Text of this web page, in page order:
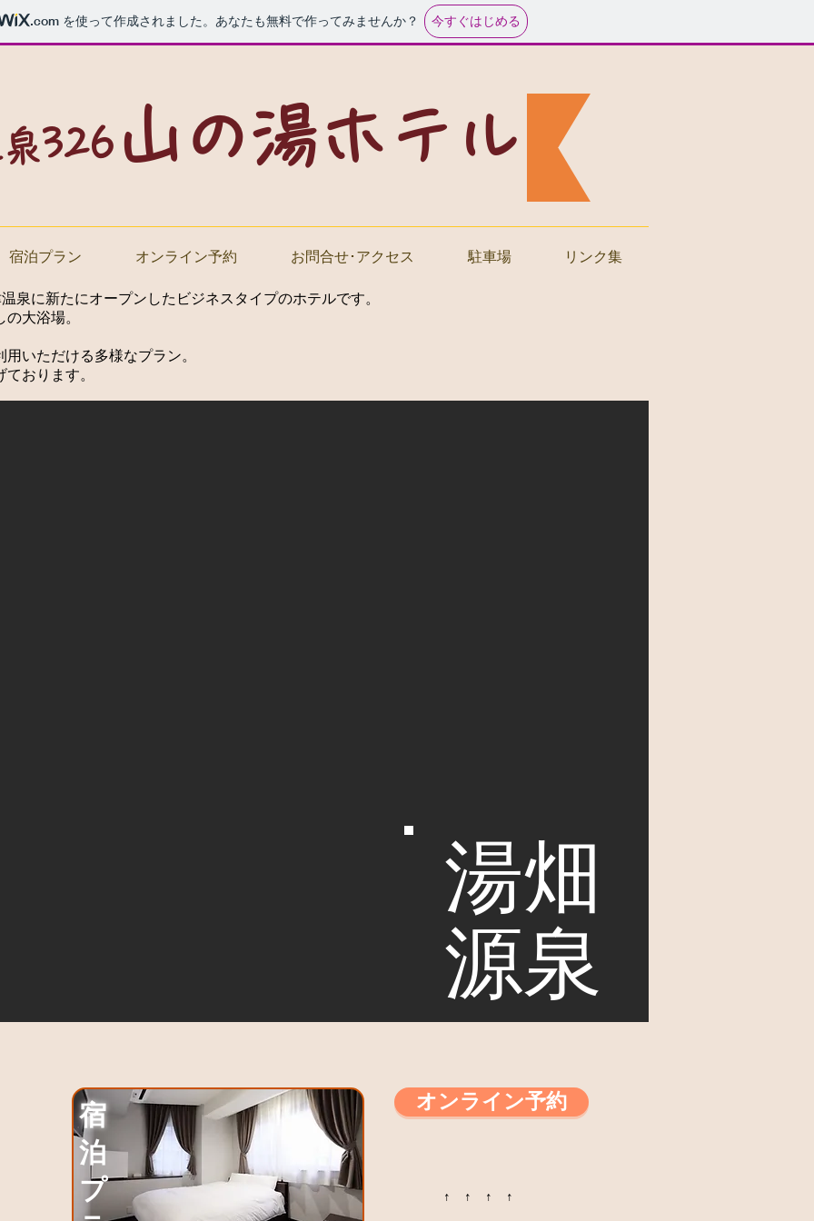
.com を使って作成されました。あなたも無料で作ってみませんか？ 今すぐはじめる
326 山の湯ホテル
宿泊プラン オンライン予約 お問合せ･アクセス 駐車場 リンク集
泉に新たにオープンしたビジネスタイプのホテルです。
大浴場。
いただける多様なプラン。
おります。
湯畑
源泉
宿
泊
プ
オンライン予約
↑ ↑ ↑ ↑